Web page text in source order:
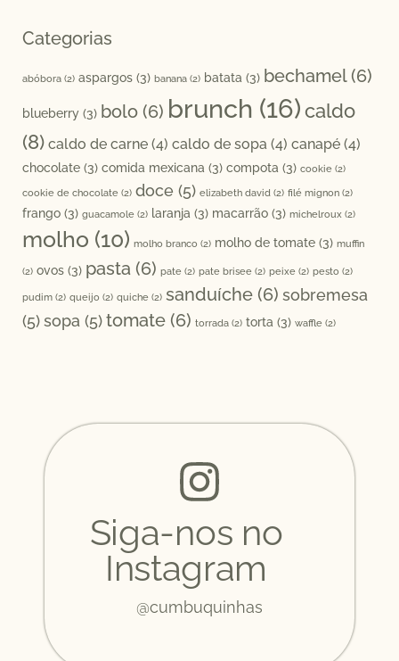
Categorias
abóbora (2) aspargos (3) banana (2) batata (3) bechamel(6)
blueberry (3) bolo (6) brunch (16)caldo
(8) caldo de carne (4) caldo de sopa (4) canapé (4)
chocolate (3) comida mexicana (3) compota (3) cookie (2)
cookie de chocolate (2) doce (5) elizabeth david (2) filé mignon (2)
frango (3) guacamole (2) laranja (3) macarrão (3) michelroux (2)
molho (10) molho branco (2) molho de tomate (3) muffin
(2) ovos (3) pasta (6) pate (2) pate brisee (2) peixe (2) pesto (2)
pudim (2) queijo (2) quiche (2) sanduíche (6) sobremesa
(5)sopa (5)tomate (6) torrada (2) torta (3) waffle (2)
Siga-nos no
Instagram
@cumbuquinhas